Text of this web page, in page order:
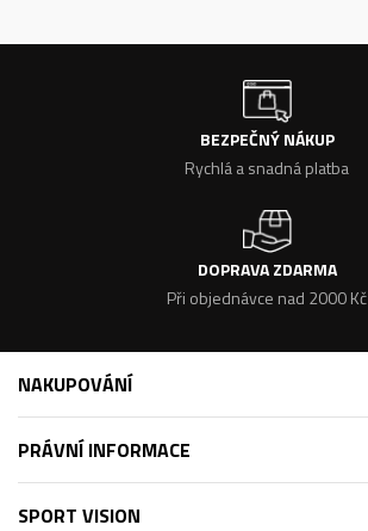
BEZPEČNÝ NÁKUP
Rychlá a snadná platba
DOPRAVA ZDARMA
Při objednávce nad 2000 Kč
NAKUPOVÁNÍ
PRÁVNÍ INFORMACE
SPORT VISION